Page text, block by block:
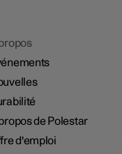
de Polestar
d'emploi